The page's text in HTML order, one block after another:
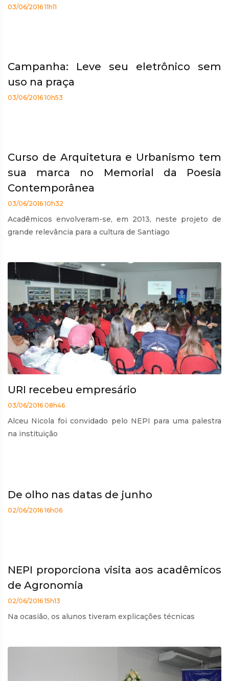
03/06/2016 11h11
Campanha: Leve seu eletrônico sem
uso na praça
03/06/2016 10h53
Curso de Arquitetura e Urbanismo tem
sua marca no Memorial da Poesia
Contemporânea
03/06/2016 10h32
Acadêmicos envolveram-se, em 2013, neste projeto de
grande relevância para a cultura de Santiago
URI recebeu empresário
03/06/2016 08h46
Alceu Nicola foi convidado pelo NEPI para uma palestra
na instituição
De olho nas datas de junho
02/06/2016 16h06
NEPI proporciona visita aos acadêmicos
de Agronomia
02/06/2016 15h13
Na ocasião, os alunos tiveram explicações técnicas